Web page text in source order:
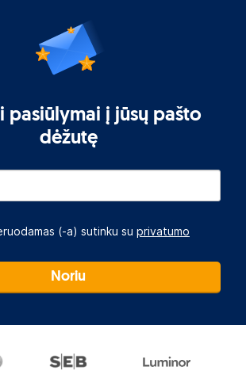
pasiūlymai į jūsų pašto
dėžutę
(-a) sutinku su privatumo
Noriu